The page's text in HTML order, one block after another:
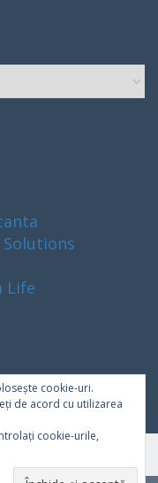
Life
cookie-uri.
de acord cu utilizarea
cookie-urile,